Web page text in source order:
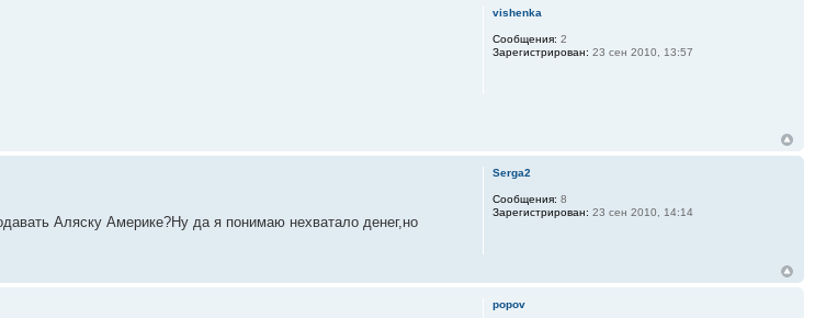
vishenka
Сообщения: 2
Зарегистрирован: 23 сен 2010, 13:57
Аляску Америке?Ну да я понимаю нехватало денег,но
Serga2
Сообщения: 8
Зарегистрирован: 23 сен 2010, 14:14
popov